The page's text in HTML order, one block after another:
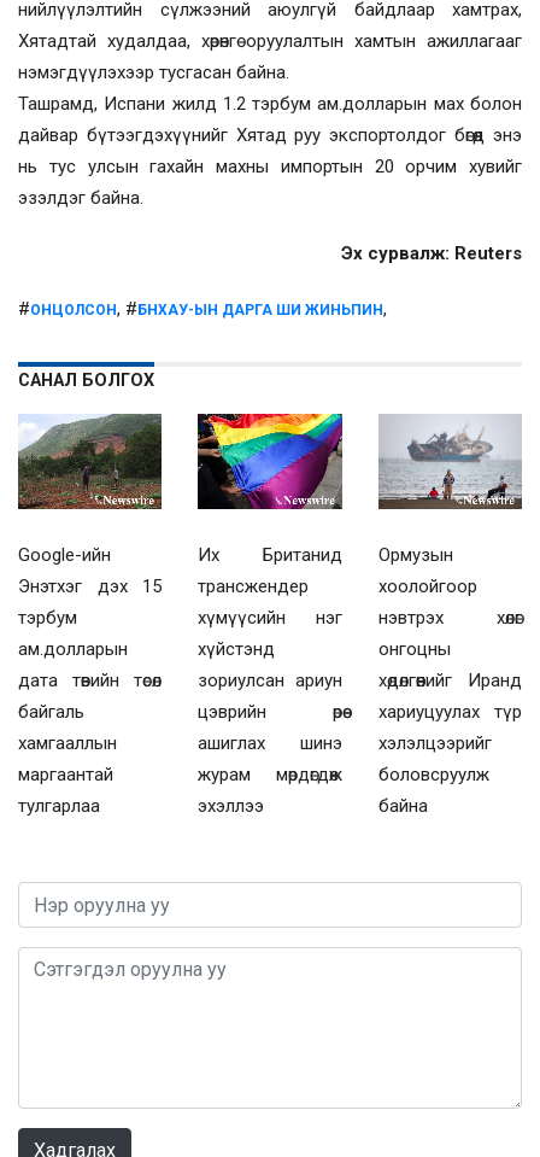
нийлүүлэлтийн сүлжээний аюулгүй байдлаар хамтрах,
Хятадтай худалдаа, хөрөнгө оруулалтын хамтын ажиллагааг
нэмэгдүүлэхээр тусгасан байна.
Ташрамд, Испани жилд 1.2 тэрбум ам.долларын мах болон
дайвар бүтээгдэхүүнийг Хятад руу экспортолдог бөгөөд энэ
нь тус улсын гахайн махны импортын 20 орчим хувийг
эзэлдэг байна.
Эх сурвалж: Reuters
#ОНЦОЛСОН, #БНХАУ-ЫН ДАРГА ШИ ЖИНЬПИН,
САНАЛ БОЛГОХ
Google-ийн
Энэтхэг дэх 15
тэрбум
ам.долларын
дата төвийн төсөл
байгаль
хамгааллын
маргаантай
тулгарлаа
Их Британид
трансжендер
хүмүүсийн нэг
хүйстэнд
зориулсан ариун
цэврийн өрөө
ашиглах шинэ
журам мөрдөгдөж
эхэллээ
Ормузын
хоолойгоор
нэвтрэх хөлөг
онгоцны
хөдөлгөөнийг Иранд
хариуцуулах түр
хэлэлцээрийг
боловсруулж
байна
Хадгалах